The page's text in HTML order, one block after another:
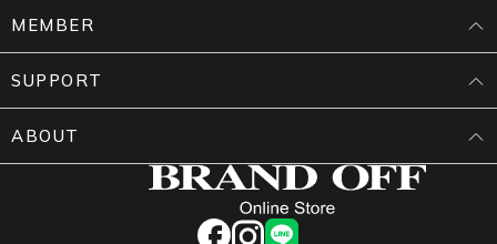
facebookinstagram
LINE
MEMBER
SUPPORT
ABOUT